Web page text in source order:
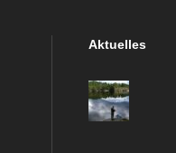
Aktuelles